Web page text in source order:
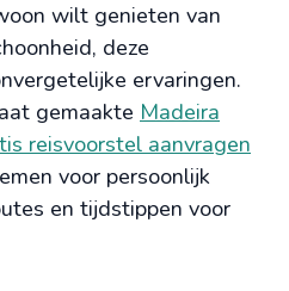
wilt genieten van
deze
ervaringen.
gemaakte Madeira
reisvoorstel aanvragen
voor persoonlijk
en tijdstippen voor